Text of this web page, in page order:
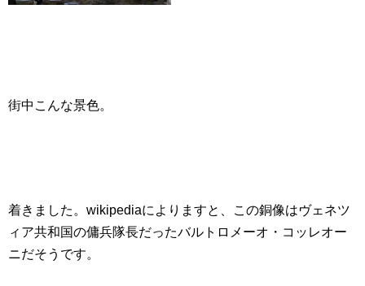
街中こんな景色。
着きました。wikipediaによりますと、この銅像はヴェネツ
ィア共和国の傭兵隊長だったバルトロメーオ・コッレオー
ニだそうです。